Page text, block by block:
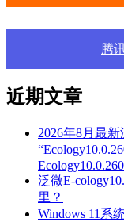
腾
近期文章
2026年8月最
泛微E-
里？
Windows 11系